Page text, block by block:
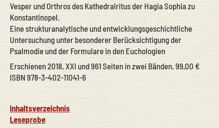
Vesper und Orthros des Kathedralritus der Hagia Sophia zu
Konstantinopel.
Eine strukturanalytische und entwicklungsgeschichtliche
Untersuchung unter besonderer Berücksichtigung der
Psalmodie und der Formulare in den Euchologien
Erschienen 2018, XXI und 961 Seiten in zwei Bänden, 99,00 €
ISBN 978-3-402-11041-6
Inhaltsverzeichnis
Leseprobe